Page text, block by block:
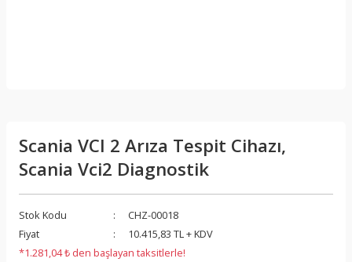
Scania VCI 2 Arıza Tespit Cihazı,
Scania Vci2 Diagnostik
Stok Kodu
CHZ-00018
Fiyat
10.415,83 TL + KDV
*1.281,04 ₺ den başlayan taksitlerle!